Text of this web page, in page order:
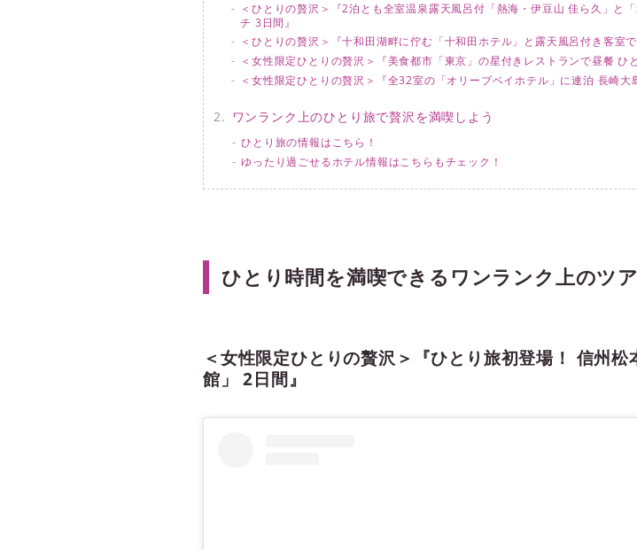
＜ひとりの贅沢＞『2泊とも全室温泉露天風呂付「熱海・伊豆山 佳ら久」と
チ 3日間』
＜ひとりの贅沢＞『十和田湖畔に佇む「十和田ホテル」と露天風呂付き客室
＜女性限定ひとりの贅沢＞『美食都市「東京」の星付きレストランで昼餐 ひ
＜女性限定ひとりの贅沢＞『全32室の「オリーブベイホテル」に連泊 長崎大
ワンランク上のひとり旅で贅沢を満喫しよう
ひとり旅の情報はこちら！
ゆったり過ごせるホテル情報はこちらもチェック！
ひとり時間を満喫できるワンランク上のツ
＜女性限定ひとりの贅沢＞『ひとり旅初登場！ 信州
館」 2日間』